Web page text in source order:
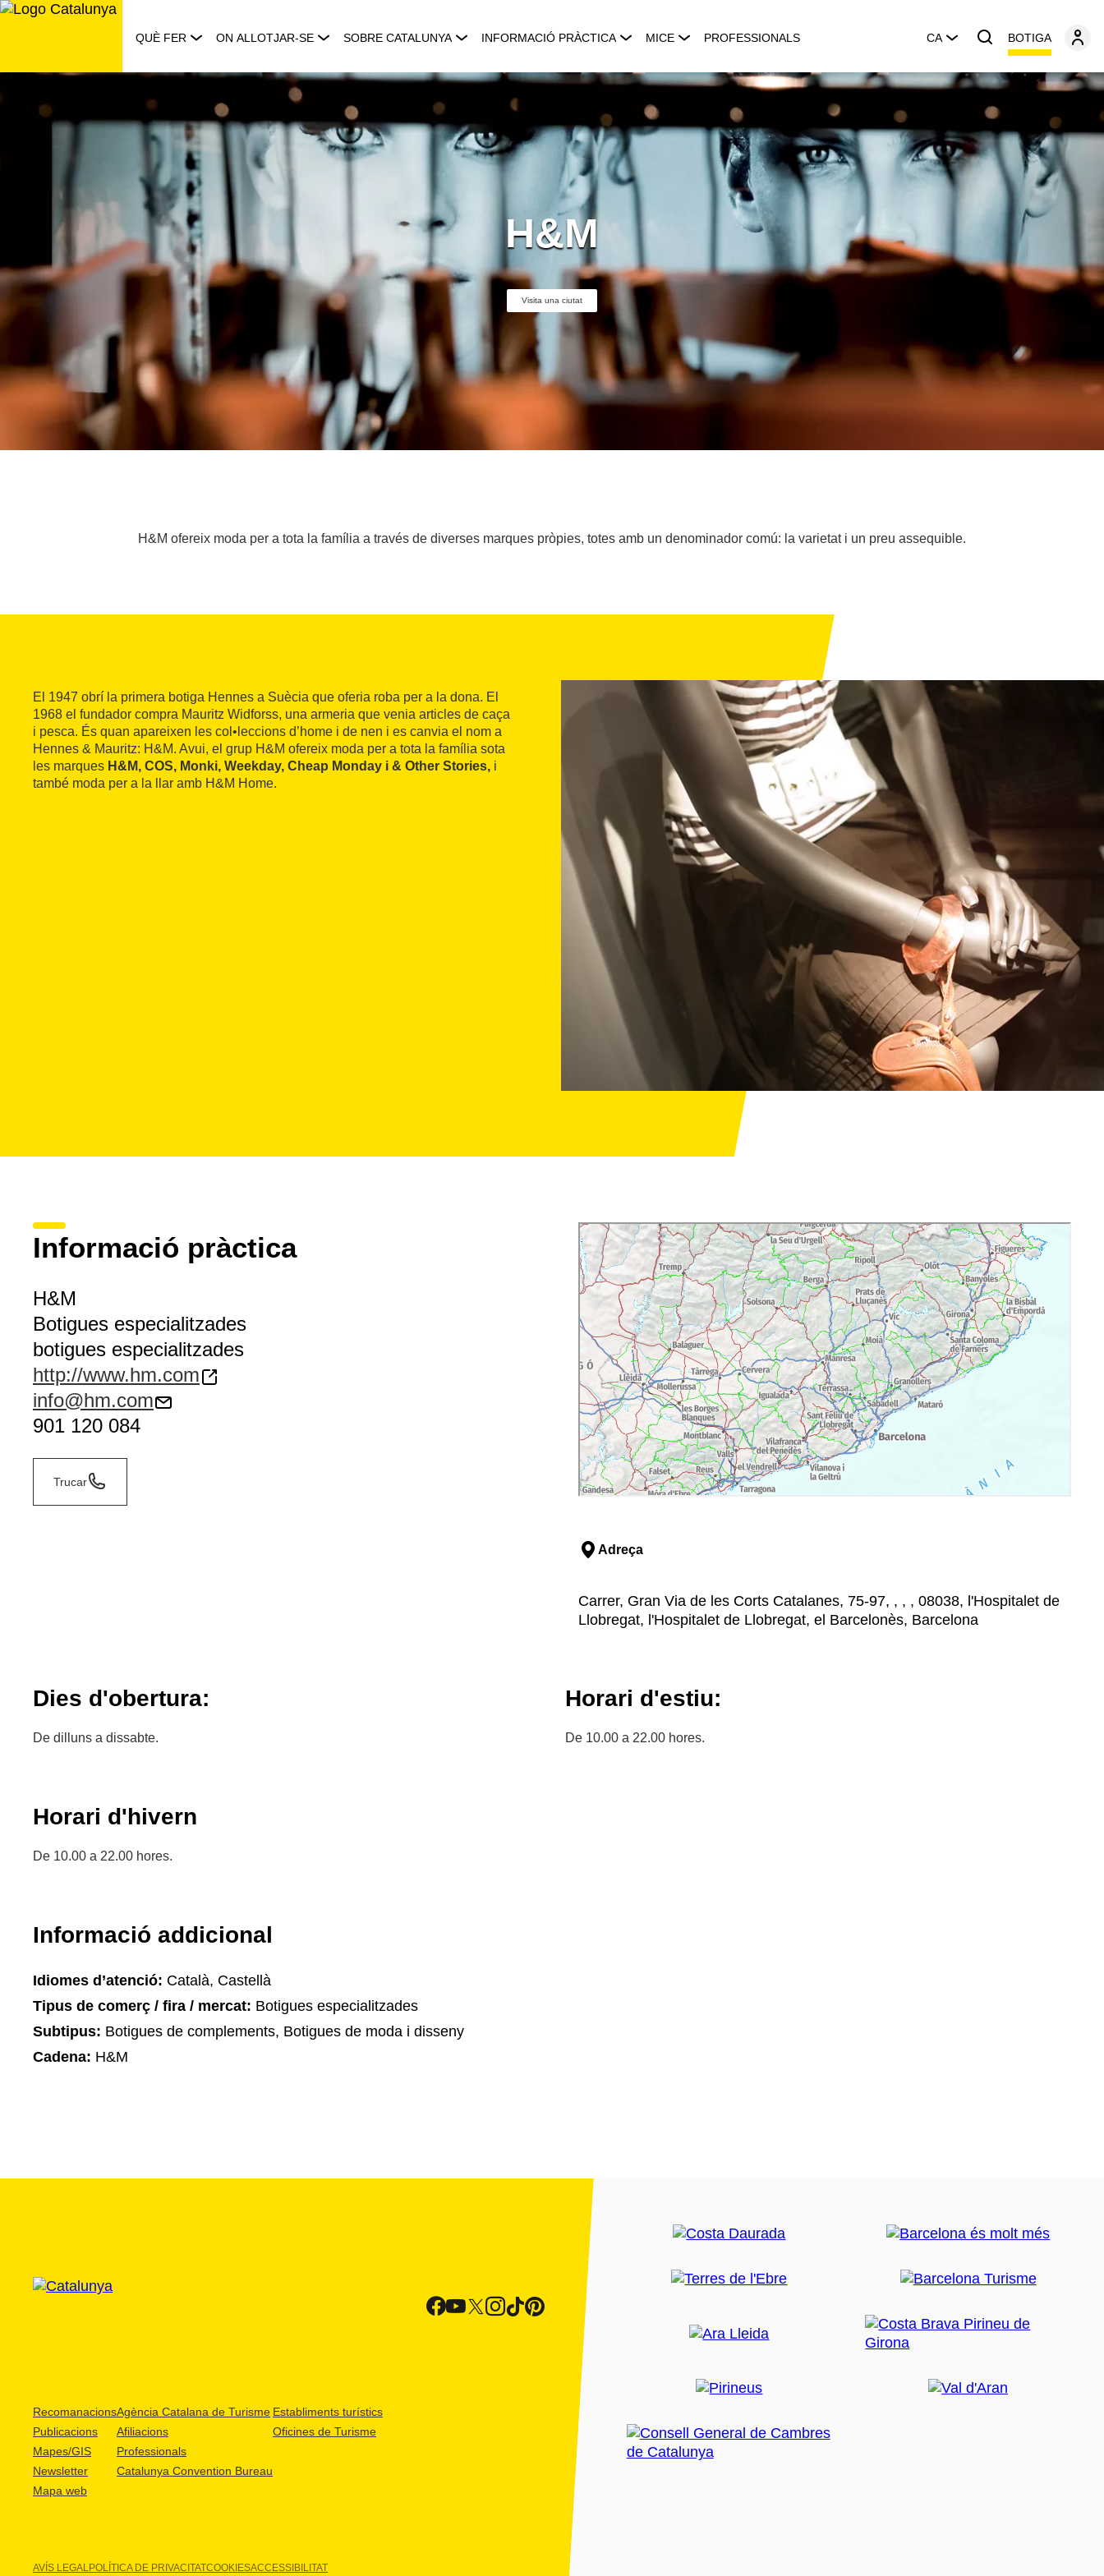
Saltar
QUÈ FER ON ALLOTJAR-SE SOBRE CATALUNYA INFORMACIÓ PRÀCTICA MICE PROFESSIONALS CA BOTIGA
H&M
Visita una ciutat
H&M ofereix moda per a tota la família a través de diverses marques pròpies, totes amb un denominador comú: la varietat i un preu assequible.
El 1947 obrí la primera botiga Hennes a Suècia que oferia roba per a la dona. El
1968 el fundador compra Mauritz Widforss, una armeria que venia articles de caça
i pesca. És quan apareixen les col•leccions d’home i de nen i es canvia el nom a
Hennes & Mauritz: H&M. Avui, el grup H&M ofereix moda per a tota la família sota
les marques H&M, COS, Monki, Weekday, Cheap Monday i & Other Stories, i
també moda per a la llar amb H&M Home.
Informació pràctica
H&M
Botigues especialitzades
botigues especialitzades
http://www.hm.com
info@hm.com
901 120 084
Trucar
Adreça
Carrer, Gran Via de les Corts Catalanes, 75-97, , , , 08038, l'Hospitalet de
Llobregat, l'Hospitalet de Llobregat, el Barcelonès, Barcelona
Dies d'obertura:
De dilluns a dissabte.
Horari d'estiu:
De 10.00 a 22.00 hores.
Horari d'hivern
De 10.00 a 22.00 hores.
Informació addicional
Idiomes d’atenció: Català, Castellà
Tipus de comerç / fira / mercat: Botigues especialitzades
Subtipus: Botigues de complements, Botigues de moda i disseny
Cadena: H&M
Recomanacions
Publicacions
Mapes/GIS
Newsletter
Mapa web
Agència Catalana de Turisme
Afiliacions
Professionals
Catalunya Convention Bureau
Establiments turístics
Oficines de Turisme
AVÍS LEGALPOLÍTICA DE PRIVACITATCOOKIESACCESSIBILITAT